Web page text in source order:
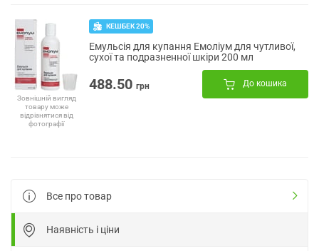
Зовнішній вигляд
товару може
відрізнятися від
фотографії
КЕШБЕК 20%
Емульсія для купання Емоліум для чутливої,
сухої та подразненної шкіри 200 мл
488.50 грн До кошика
Все про товар
Наявність і ціни